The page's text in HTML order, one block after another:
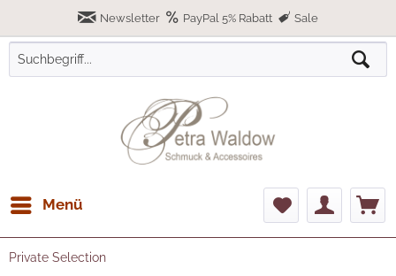
Newsletter PayPal 5% Rabatt Sale
Menü
Private Selection